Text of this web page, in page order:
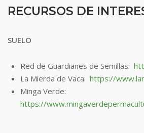
RECURSOS DE
SUELO
Red de Guardianes de Semillas:
La Mierda de Vaca: https://
Minga Verde:
https://